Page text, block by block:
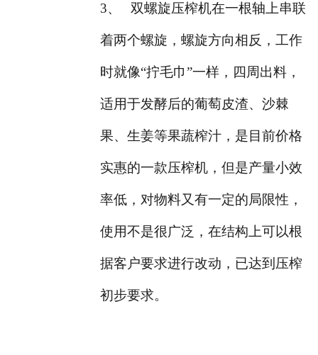
3、 双螺旋压榨机在一根轴上串联
着两个螺旋，螺旋方向相反，工作
时就像“拧毛巾”一样，四周出料，
适用于发酵后的葡萄皮渣、沙棘
果、生姜等果蔬榨汁，是目前价格
实惠的一款压榨机，但是产量小效
率低，对物料又有一定的局限性，
使用不是很广泛，在结构上可以根
据客户要求进行改动，已达到压榨
初步要求。